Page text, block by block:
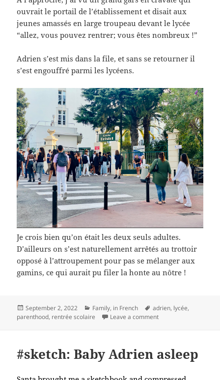
ouvrait le portail de l’établissement et disait aux
jeunes amassés en large troupeau devant le lycée
“allez, vous pouvez rentrer; vous êtes nombreux !”
Adrien s’est mis dans la file, et sans se retourner il
s’est engouffré parmi les lycéens.
Je crois bien qu’on était les deux seuls adultes.
D’ailleurs on s’est naturellement arrêtés au trottoir
opposé à l’attroupement pour pas se mélanger aux
gamins, ce qui aurait pu filer la honte au nôtre !
Posted
on
September 2, 2022 Categories
Family, in French Tags
adrien, lycée,
parenthood, rentrée scolaire Leave a commenton Rentrée épique au
#sketch: Baby Adrien asleep